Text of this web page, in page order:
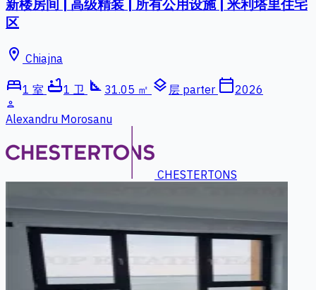
新楼房间 | 高级精装 | 所有公用设施 | 米利塔里住宅
区
location_on Chiajna
bed1 室 bathtub1 卫 square_foot 31.05 ㎡ layers 层 parter calendar_today2026
person
Alexandru Morosanu
CHESTERTONS